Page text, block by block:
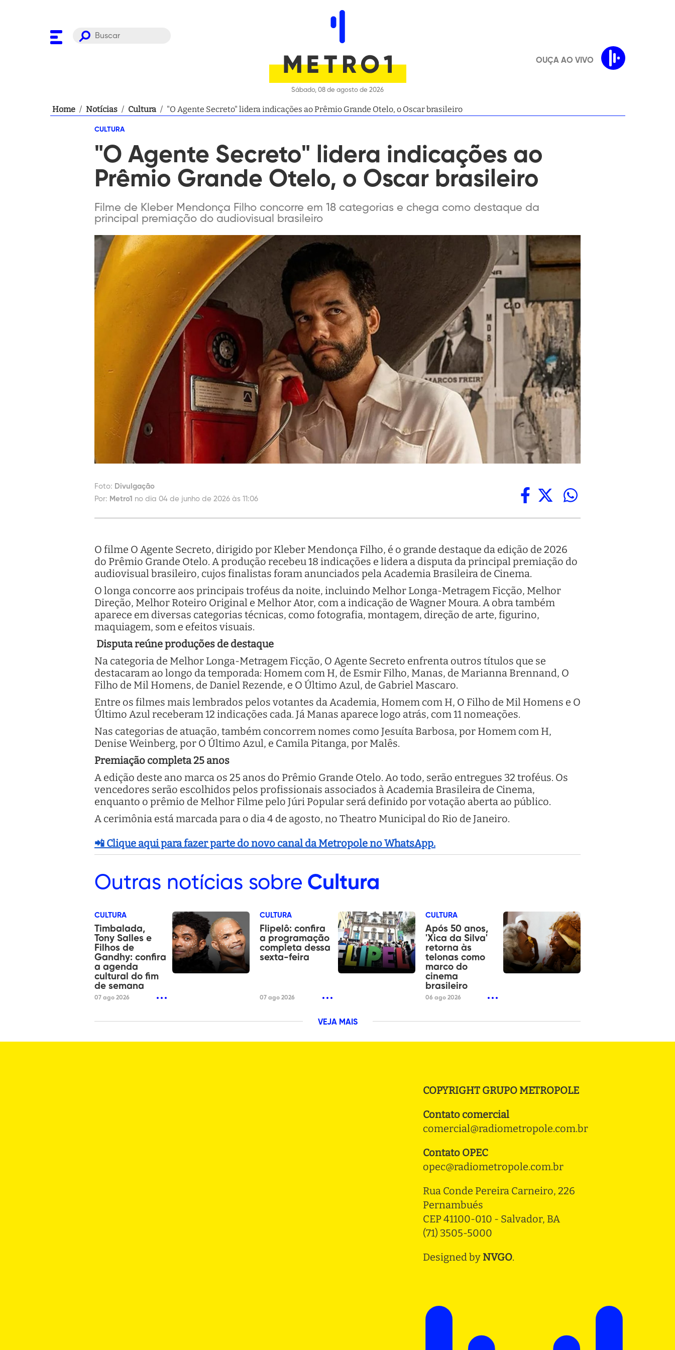
Sábado, 08 de agosto de 2026
OUÇA AO VIVO
Home / Notícias / Cultura / "O Agente Secreto" lidera indicações ao Prêmio Grande Otelo, o Oscar brasileiro
CULTURA
"O Agente Secreto" lidera indicações ao
Prêmio Grande Otelo, o Oscar brasileiro
Filme de Kleber Mendonça Filho concorre em 18 categorias e chega como destaque da
principal premiação do audiovisual brasileiro
Foto: Divulgação
Por: Metro1 no dia 04 de junho de 2026 às 11:06
O filme O Agente Secreto, dirigido por Kleber Mendonça Filho, é o grande destaque da edição de 2026
do Prêmio Grande Otelo. A produção recebeu 18 indicações e lidera a disputa da principal premiação do
audiovisual brasileiro, cujos finalistas foram anunciados pela Academia Brasileira de Cinema.
O longa concorre aos principais troféus da noite, incluindo Melhor Longa-Metragem Ficção, Melhor
Direção, Melhor Roteiro Original e Melhor Ator, com a indicação de Wagner Moura. A obra também
aparece em diversas categorias técnicas, como fotografia, montagem, direção de arte, figurino,
maquiagem, som e efeitos visuais.
Disputa reúne produções de destaque
Na categoria de Melhor Longa-Metragem Ficção, O Agente Secreto enfrenta outros títulos que se
destacaram ao longo da temporada: Homem com H, de Esmir Filho, Manas, de Marianna Brennand, O
Filho de Mil Homens, de Daniel Rezende, e O Último Azul, de Gabriel Mascaro.
Entre os filmes mais lembrados pelos votantes da Academia, Homem com H, O Filho de Mil Homens e O
Último Azul receberam 12 indicações cada. Já Manas aparece logo atrás, com 11 nomeações.
Nas categorias de atuação, também concorrem nomes como Jesuíta Barbosa, por Homem com H,
Denise Weinberg, por O Último Azul, e Camila Pitanga, por Malês.
Premiação completa 25 anos
A edição deste ano marca os 25 anos do Prêmio Grande Otelo. Ao todo, serão entregues 32 troféus. Os
vencedores serão escolhidos pelos profissionais associados à Academia Brasileira de Cinema,
enquanto o prêmio de Melhor Filme pelo Júri Popular será definido por votação aberta ao público.
A cerimônia está marcada para o dia 4 de agosto, no Theatro Municipal do Rio de Janeiro.
📲 Clique aqui para fazer parte do novo canal da Metropole no WhatsApp.
Outras notícias sobre Cultura
CULTURA
Timbalada,
Tony Salles e
Filhos de
Gandhy: confira
a agenda
cultural do fim
de semana
07 ago 2026
CULTURA
Flipelô: confira
a programação
completa dessa
sexta-feira
07 ago 2026
CULTURA
Após 50 anos,
'Xica da Silva'
retorna às
telonas como
marco do
cinema
brasileiro
06 ago 2026
VEJA MAIS
COPYRIGHT GRUPO METROPOLE
Contato comercial
comercial@radiometropole.com.br
Contato OPEC
opec@radiometropole.com.br
Rua Conde Pereira Carneiro, 226
Pernambués
CEP 41100-010 - Salvador, BA
(71) 3505-5000
Designed by NVGO.